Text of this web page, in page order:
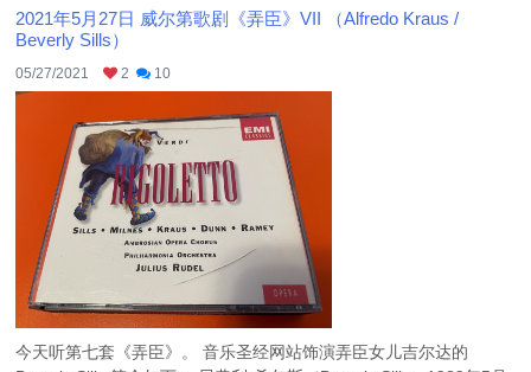
2021年5月27日 威尔第歌剧《弄臣》VII （Alfredo Kraus /
Beverly Sills）
05/27/2021 2 10
今天听第七套《弄臣》。 音乐圣经网站饰演弄臣女儿吉尔达的